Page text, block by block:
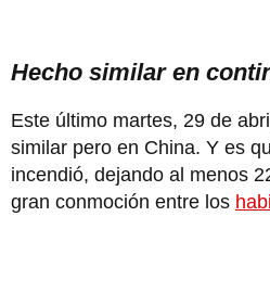
Hecho similar en
Este último martes, 29 de
similar pero en China. Y es
incendió, dejando al menos
gran conmoción entre los